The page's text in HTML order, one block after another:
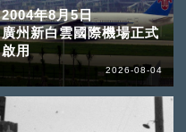
2004年8月5日
廣州新白雲國際機場正式
啟用
2026-08-04